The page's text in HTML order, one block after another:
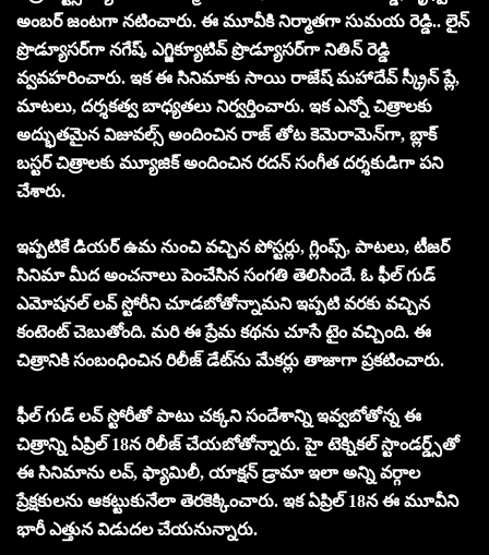
అంబర్ జంటగా నటించారు. ఈ మూవీకి నిర్మాతగా సుమయ రెడ్డి.. లైన్
ప్రొడ్యూసర్‌గా నగేష్, ఎగ్జిక్యూటివ్ ప్రొడ్యూసర్‌గా నితిన్ రెడ్డి
వ్వవహరించారు. ఇక ఈ సినిమాకు సాయి రాజేష్ మహాదేవ్ స్క్రీన్ ప్లే,
మాటలు, దర్శకత్వ బాధ్యతలు నిర్వర్తించారు. ఇక ఎన్నో చిత్రాలకు
అద్భుతమైన విజువల్స్ అందించిన రాజ్ తోట కెమెరామెన్‌గా, బ్లాక్
బస్టర్ చిత్రాలకు మ్యూజిక్ అందించిన రదన్ సంగీత దర్శకుడిగా పని
చేశారు.
ఇప్పటికే డియర్ ఉమ నుంచి వచ్చిన పోస్టర్లు, గ్లింప్స్, పాటలు, టీజర్
సినిమా మీద అంచనాలు పెంచేసిన సంగతి తెలిసిందే. ఓ ఫీల్ గుడ్
ఎమోషనల్ లవ్ స్టోరీని చూడబోతోన్నామని ఇప్పటి వరకు వచ్చిన
కంటెంట్ చెబుతోంది. మరి ఈ ప్రేమ కథను చూసే టైం వచ్చింది. ఈ
చిత్రానికి సంబంధించిన రిలీజ్ డేట్‌ను మేకర్లు తాజాగా ప్రకటించారు.
ఫీల్ గుడ్ లవ్ స్టోరీతో పాటు చక్కని సందేశాన్ని ఇవ్వబోతోన్న ఈ
చిత్రాన్ని ఏప్రిల్ 18న రిలీజ్ చేయబోతోన్నారు. హై టెక్నికల్ స్టాండర్డ్స్‌తో
ఈ సినిమాను లవ్, ఫ్యామిలీ, యాక్షన్ డ్రామా ఇలా అన్ని వర్గాల
ప్రేక్షకులను ఆకట్టుకునేలా తెరకెక్కించారు. ఇక ఏప్రిల్ 18న ఈ మూవీని
భారీ ఎత్తున విడుదల చేయనున్నారు.